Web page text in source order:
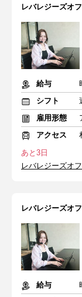
レバレジーズオ
給与
シフト
雇用形態
アクセス
あと3日
レバレジーズオ
レバレジーズオ
給与